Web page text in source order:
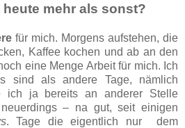
mehr als sonst?
für mich. Morgens aufstehen, die
Kaffee kochen und ab an den
eine Menge Arbeit für mich. Ich
sind als andere Tage, nämlich
ich ja bereits an anderer Stelle
– na gut, seit einigen
. Tage die eigentlich nur dem